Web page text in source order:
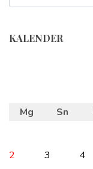
KALENDER
Mg Sn
2
3 4